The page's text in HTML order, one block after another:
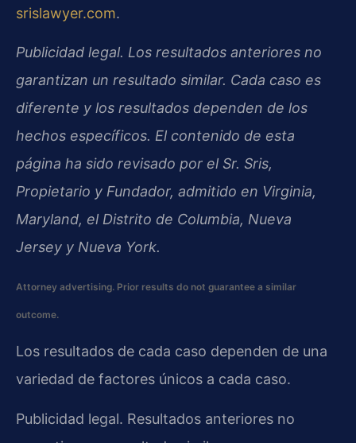
srislawyer.com.
Publicidad legal. Los resultados anteriores no
garantizan un resultado similar. Cada caso es
diferente y los resultados dependen de los
hechos específicos. El contenido de esta
página ha sido revisado por el Sr. Sris,
Propietario y Fundador, admitido en Virginia,
Maryland, el Distrito de Columbia, Nueva
Jersey y Nueva York.
Attorney advertising. Prior results do not guarantee a similar
outcome.
Los resultados de cada caso dependen de una
variedad de factores únicos a cada caso.
Publicidad legal. Resultados anteriores no